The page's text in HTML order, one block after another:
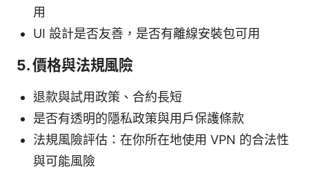
用
UI 設計是否友善，是否有離線安裝包可用
5. 價格與法規風險
退款與試用政策、合約長短
是否有透明的隱私政策與用戶保護條款
法規風險評估：在你所在地使用 VPN 的合法性
與可能風險